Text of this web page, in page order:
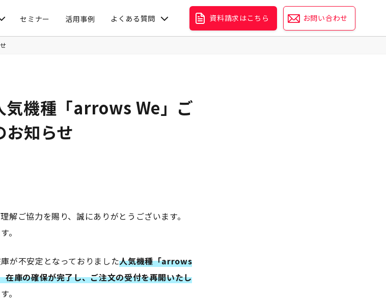
セミナー 活用事例 よくある質問 資料請求はこちら お問い合わせ
気機種「arrows We」ご
お知らせ
解ご協力を賜り、誠にありがとうございます。
。
が不安定となっておりました人気機種「arrows
在庫の確保が完了し、ご注文の受付を再開いたし
。